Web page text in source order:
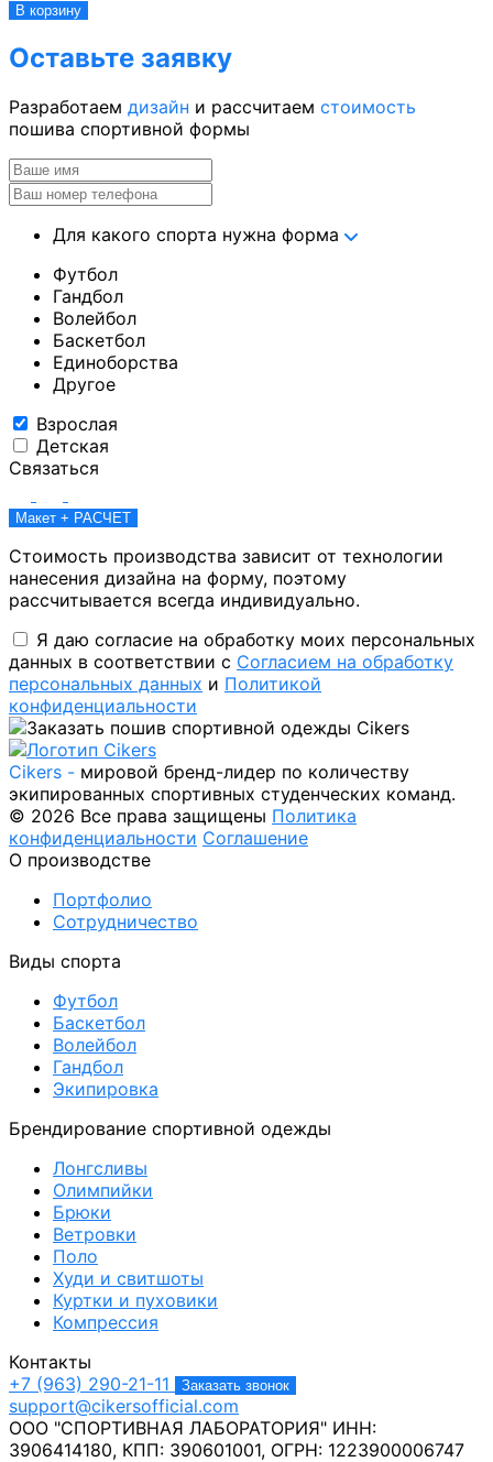
В корзину
Оставьте заявку
Разработаем дизайн и рассчитаем стоимость
пошива спортивной формы
Для какого спорта нужна форма
Футбол
Гандбол
Волейбол
Баскетбол
Единоборства
Другое
Взрослая
Детская
Связаться
Макет + РАСЧЕТ
Стоимость производства зависит от технологии
нанесения дизайна на форму, поэтому
рассчитывается всегда индивидуально.
Я даю согласие на обработку моих персональных
данных в соответствии с Согласием на обработку
персональных данных и Политикой
конфиденциальности
Cikers - мировой бренд-лидер по количеству
экипированных спортивных студенческих команд.
© 2026 Все права защищены Политика
конфиденциальности Соглашение
О производстве
Портфолио
Сотрудничество
Виды спорта
Футбол
Баскетбол
Волейбол
Гандбол
Экипировка
Брендирование спортивной одежды
Лонгсливы
Олимпийки
Брюки
Ветровки
Поло
Худи и свитшоты
Куртки и пуховики
Компрессия
Контакты
+7 (963) 290-21-11
Заказать звонок
support@cikersofficial.com
ООО "СПОРТИВНАЯ ЛАБОРАТОРИЯ" ИНН:
3906414180, КПП: 390601001, ОГРН: 1223900006747